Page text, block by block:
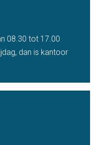
08.30 tot 17.00
dan is kantoor